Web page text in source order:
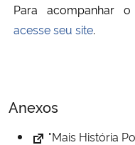
Banco Central do Brasil
Para acompanhar
acesse seu site.
Anexos
"Mais História